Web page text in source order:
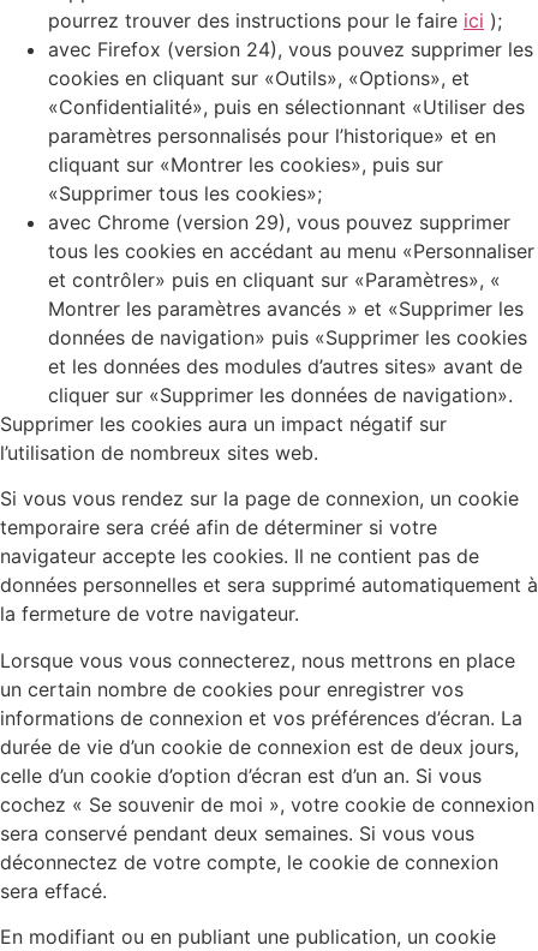
pourrez trouver des instructions pour le faire ici );
avec Firefox (version 24), vous pouvez supprimer les
cookies en cliquant sur «Outils», «Options», et
«Confidentialité», puis en sélectionnant «Utiliser des
paramètres personnalisés pour l’historique» et en
cliquant sur «Montrer les cookies», puis sur
«Supprimer tous les cookies»;
avec Chrome (version 29), vous pouvez supprimer
tous les cookies en accédant au menu «Personnaliser
et contrôler» puis en cliquant sur «Paramètres», «
Montrer les paramètres avancés » et «Supprimer les
données de navigation» puis «Supprimer les cookies
et les données des modules d’autres sites» avant de
cliquer sur «Supprimer les données de navigation».
Supprimer les cookies aura un impact négatif sur
l’utilisation de nombreux sites web.
Si vous vous rendez sur la page de connexion, un cookie
temporaire sera créé afin de déterminer si votre
navigateur accepte les cookies. Il ne contient pas de
données personnelles et sera supprimé automatiquement à
la fermeture de votre navigateur.
Lorsque vous vous connecterez, nous mettrons en place
un certain nombre de cookies pour enregistrer vos
informations de connexion et vos préférences d’écran. La
durée de vie d’un cookie de connexion est de deux jours,
celle d’un cookie d’option d’écran est d’un an. Si vous
cochez « Se souvenir de moi », votre cookie de connexion
sera conservé pendant deux semaines. Si vous vous
déconnectez de votre compte, le cookie de connexion
sera effacé.
En modifiant ou en publiant une publication, un cookie